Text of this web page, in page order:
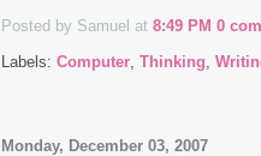
Posted by Samuel at 8:49 PM 0
Labels: Computer, Thinking,
Monday, December 03, 2007